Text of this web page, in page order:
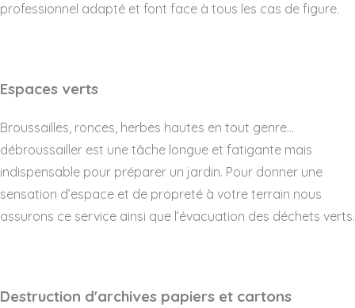
professionnel adapté et font face à tous les cas de figure.
Espaces verts
Broussailles, ronces, herbes hautes en tout genre…
débroussailler est une tâche longue et fatigante mais
indispensable pour préparer un jardin. Pour donner une
sensation d’espace et de propreté à votre terrain nous
assurons ce service ainsi que l’évacuation des déchets verts.
Destruction d'archives papiers et cartons